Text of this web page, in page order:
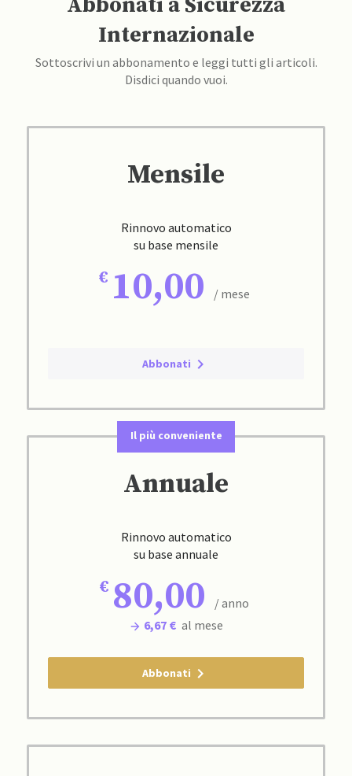
Internazionale
Sottoscrivi un abbonamento e leggi tutti gli articoli.
Disdici quando vuoi.
Mensile
Rinnovo automatico
su base mensile
10,00 / mese
Abbonati
Il più conveniente
Annuale
Rinnovo automatico
su base annuale
80,00
/ anno
6,67 € al mese
Abbonati